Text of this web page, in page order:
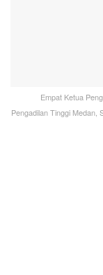
Empat Ketua
Pengadilan Tinggi Medan,